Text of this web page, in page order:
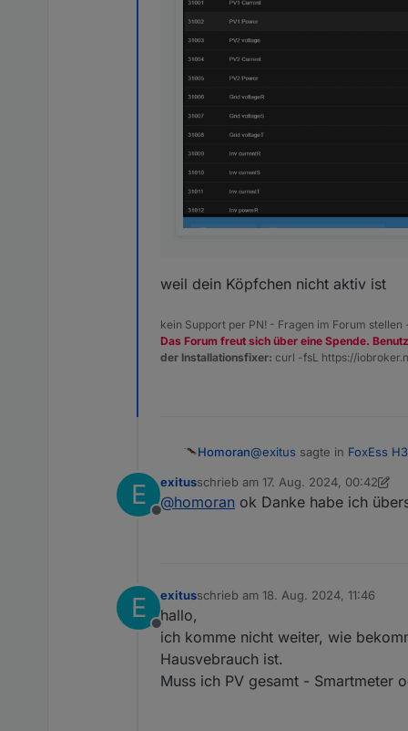
weil dein Köpfchen nicht aktiv ist
kein Support per PN! - Fragen im Forum stellen
Das Forum freut sich über eine Spende.
der Installationsfixer: curl -fsL https://
Homoran@exitus sagte in FoxEss
@mrx552warum habe
E
Offline
exitusschrieb am 17. Aug. 2024, 00:42
zuletzt editiert von exitus
@homoran ok Danke habe ich
E
Offline
exitusschrieb am 18. Aug. 2024, 11:46
zuletzt editiert von
hallo,
ich komme nicht weiter, wie
Hausvebrauch ist.
Muss ich PV gesamt - Smartmeter